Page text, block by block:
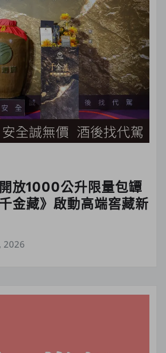
放1000公升限量包罈
金藏》啟動高端窖藏新
2026